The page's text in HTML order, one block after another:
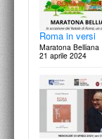
Robert Venturi
Histories and
17 giugno 2025
Innocenzo
giornata di studio
23 maggio 2025
Roma in versi
Maratona Belliana
21 aprile 2024